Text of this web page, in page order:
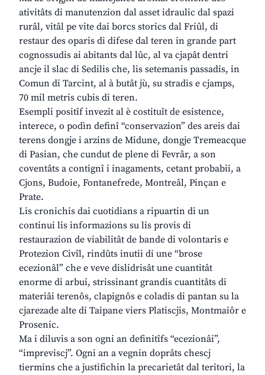
ativitâts di manutenzion dal asset idraulic dal spazi
rurâl, vitâl pe vite dai borcs storics dal Friûl, di
restaur des oparis di difese dal teren in grande part
cognossudis ai abitants dal lûc, al va cjapât dentri
ancje il slac di Sedilis che, lis setemanis passadis, in
Comun di Tarcint, al à butât jù, su stradis e cjamps,
70 mil metris cubis di teren.
Esempli positîf invezit al è costituît de esistence,
interece, o podìn definî “conservazion” des areis dai
terens dongje i arzins de Midune, dongje Tremeacque
di Pasian, che cundut de plene di Fevrâr, a son
coventâts a contignî i inagaments, cetant probabii, a
Cjons, Budoie, Fontanefrede, Montreâl, Pinçan e
Prate.
Lis cronichis dai cuotidians a ripuartin di un
continui lis informazions su lis provis di
restaurazion de viabilitât de bande di volontaris e
Protezion Civîl, rindûts inutii di une “brose
ecezionâl” che e veve dislidrisât une cuantitât
enorme di arbui, strissinant grandis cuantitâts di
materiâi terenôs, clapignôs e coladis di pantan su la
cjarezade alte di Taipane viers Platiscjis, Montmaiôr e
Prosenic.
Ma i diluvis a son ogni an definitîfs “ecezionâi”,
“impreviscj”. Ogni an a vegnin doprâts chescj
tiermins che a justifichin la precarietât dal teritori, la